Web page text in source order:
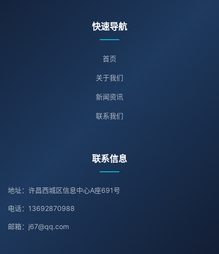
快速导航
首页
关于我们
新闻资讯
联系我们
联系信息
地址：许昌西城区信息中心A座691号
电话：13692870988
邮箱：j67@qq.com